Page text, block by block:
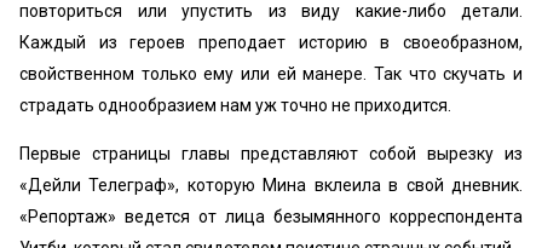
повториться или упустить из виду какие-либо детали.
Каждый из героев преподает историю в своеобразном,
свойственном только ему или ей манере. Так что скучать и
страдать однообразием нам уж точно не приходится.
Первые страницы главы представляют собой вырезку из
«Дейли Телеграф», которую Мина вклеила в свой дневник.
«Репортаж» ведется от лица безымянного корреспондента